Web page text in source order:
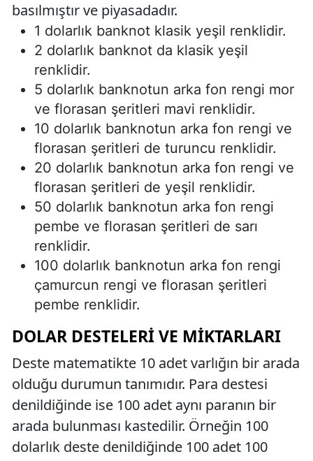
basılmıştır ve piyasadadır.
1 dolarlık banknot klasik yeşil renklidir.
2 dolarlık banknot da klasik yeşil
renklidir.
5 dolarlık banknotun arka fon rengi mor
ve florasan şeritleri mavi renklidir.
10 dolarlık banknotun arka fon rengi ve
florasan şeritleri de turuncu renklidir.
20 dolarlık banknotun arka fon rengi ve
florasan şeritleri de yeşil renklidir.
50 dolarlık banknotun arka fon rengi
pembe ve florasan şeritleri de sarı
renklidir.
100 dolarlık banknotun arka fon rengi
çamurcun rengi ve florasan şeritleri
pembe renklidir.
DOLAR DESTELERI VE MIKTARLARI
Deste matematikte 10 adet varlığın bir arada
olduğu durumun tanımıdır. Para destesi
denildiğinde ise 100 adet aynı paranın bir
arada bulunması kastedilir. Örneğin 100
dolarlık deste denildiğinde 100 adet 100